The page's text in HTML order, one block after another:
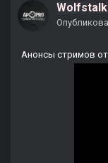
Анонсы стримов от